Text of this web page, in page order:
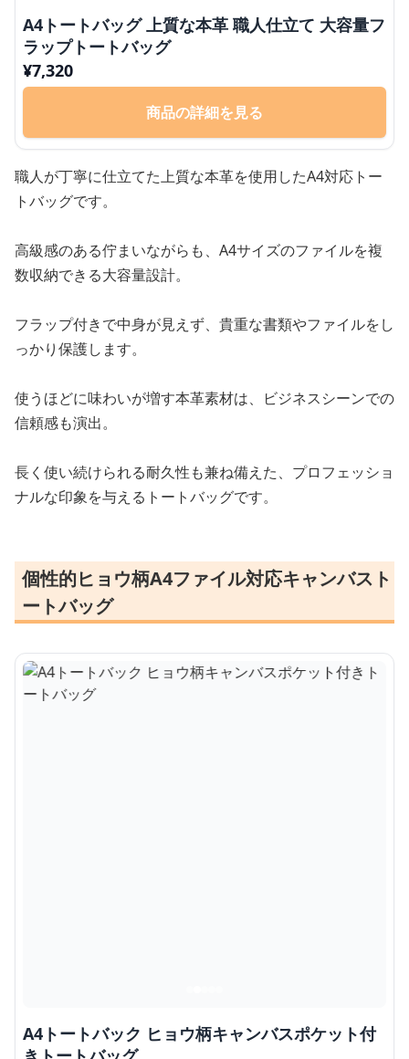
A4トートバッグ 上質な本革 職人仕立て 大容量フ
ラップトートバッグ
¥7,320
商品の詳細を見る
職人が丁寧に仕立てた上質な本革を使用したA4対応トー
トバッグです。
高級感のある佇まいながらも、A4サイズのファイルを複
数収納できる大容量設計。
フラップ付きで中身が見えず、貴重な書類やファイルをし
っかり保護します。
使うほどに味わいが増す本革素材は、ビジネスシーンでの
信頼感も演出。
長く使い続けられる耐久性も兼ね備えた、プロフェッショ
ナルな印象を与えるトートバッグです。
個性的ヒョウ柄A4ファイル対応キャンバスト
ートバッグ
A4トートバック ヒョウ柄キャンバスポケット付